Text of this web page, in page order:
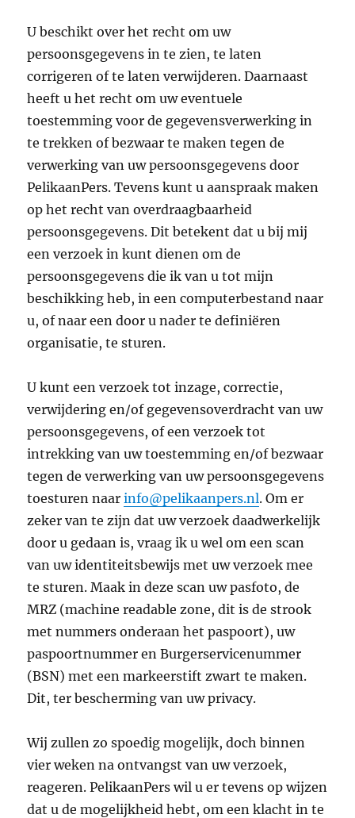
U beschikt over het recht om uw
persoonsgegevens in te zien, te laten
corrigeren of te laten verwijderen. Daarnaast
heeft u het recht om uw eventuele
toestemming voor de gegevensverwerking in
te trekken of bezwaar te maken tegen de
verwerking van uw persoonsgegevens door
PelikaanPers. Tevens kunt u aanspraak maken
op het recht van overdraagbaarheid
persoonsgegevens. Dit betekent dat u bij mij
een verzoek in kunt dienen om de
persoonsgegevens die ik van u tot mijn
beschikking heb, in een computerbestand naar
u, of naar een door u nader te definiëren
organisatie, te sturen.
U kunt een verzoek tot inzage, correctie,
verwijdering en/of gegevensoverdracht van uw
persoonsgegevens, of een verzoek tot
intrekking van uw toestemming en/of bezwaar
tegen de verwerking van uw persoonsgegevens
toesturen naarinfo@pelikaanpers.nl. Om er
zeker van te zijn dat uw verzoek daadwerkelijk
door u gedaan is, vraag ik u wel om een scan
van uw identiteitsbewijs met uw verzoek mee
te sturen. Maak in deze scan uw pasfoto, de
MRZ (machine readable zone, dit is de strook
met nummers onderaan het paspoort), uw
paspoortnummer en Burgerservicenummer
(BSN) met een markeerstift zwart te maken.
Dit, ter bescherming van uw privacy.
Wij zullen zo spoedig mogelijk, doch binnen
vier weken na ontvangst van uw verzoek,
reageren. PelikaanPers wil u er tevens op wijzen
dat u de mogelijkheid hebt, om een klacht in te